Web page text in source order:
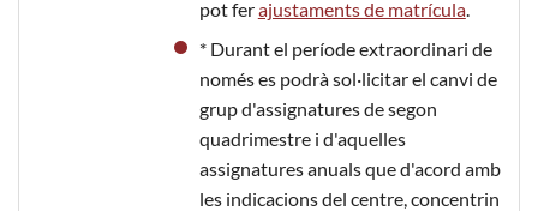
pot ferajustaments de matrícula.
* Durant el període extraordinari de
només es podrà sol·licitar el canvi de
grup d'assignatures de segon
quadrimestre i d'aquelles
assignatures anuals que d'acord amb
les indicacions del centre, concentrin